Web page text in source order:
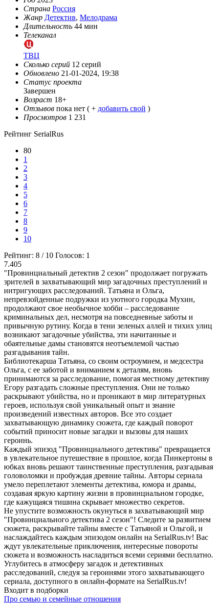
Страна Россия
Жанр Детектив, Мелодрама
Длительность 44 мин
Телеканал
ТВЦ
Сколько серий 12 серий
Обновлено 21-01-2024, 19:38
Статус проекта
Завершен
Возраст 18+
Отзывов пока нет ( + добавить свой )
Просмотров 1 231
Рейтинг SerialRus
80
1
2
3
4
5
6
7
8
9
10
Рейтинг: 8 / 10 Голосов: 1
7.405
"Провинциальный детектив 2 сезон" продолжает погружать
зрителей в захватывающий мир загадочных преступлений и
интригующих расследований. Татьяна и Ольга,
непревзойденные подружки из уютного городка Мухин,
продолжают свое необычное хобби – расследование
криминальных дел, несмотря на повседневные заботы и
привычную рутину. Когда в тени зеленых аллей и тихих улиц
возникают загадочные убийства, эти начитанные и
обаятельные дамы становятся неотъемлемой частью
разгадывания тайн.
Библиотекарша Татьяна, со своим остроумием, и медсестра
Ольга, с ее заботой и вниманием к деталям, вновь
принимаются за расследование, помогая местному детективу
Егору разгадать сложные преступления. Они не только
раскрывают убийства, но и проникают в мир литературных
героев, используя свой уникальный опыт и знание
произведений известных авторов. Все это создает
захватывающую динамику сюжета, где каждый поворот
событий приносит новые загадки и вызовы для наших
героинь.
Каждый эпизод "Провинциального детектива" превращается
в увлекательное путешествие в прошлое, когда Пинкертоны в
юбках вновь решают таинственные преступления, разгадывая
головоломки и пробуждая древние тайны. Авторы сериала
умело переплетают элементы детектива, юмора и драмы,
создавая яркую картину жизни в провинциальном городке,
где кажущаяся тишина скрывает множество секретов.
Не упустите возможность окунуться в захватывающий мир
"Провинциального детектива 2 сезон"! Следите за развитием
сюжета, раскрывайте тайны вместе с Татьяной и Ольгой, и
наслаждайтесь каждым эпизодом онлайн на SerialRus.tv! Вас
ждут увлекательные приключения, интересные повороты
сюжета и возможность насладиться всеми сериями бесплатно.
Углубитесь в атмосферу загадок и детективных
расследований, следуя за героинями этого захватывающего
сериала, доступного в онлайн-формате на SerialRus.tv!
Входит в подборки
Про семью и семейные отношения